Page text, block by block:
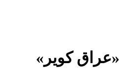
كوير»